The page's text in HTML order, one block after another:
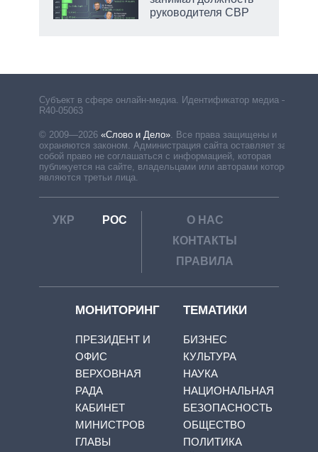
руководителя СВР
Субъект в сфере онлайн-медиа. Идентификатор медиа –
R40-05063
© 2009—2026 «Слово и Дело». Все права защищены и
охраняются законом. Администрация сайта оставляет за
собой право не соглашаться с информацией, которая
публикуется на сайте, владельцами или авторами которой
являются третьи лица.
УКР РОС
О НАС
КОНТАКТЫ
ПРАВИЛА
МОНИТОРИНГ
ПРЕЗИДЕНТ И
ОФИС
ВЕРХОВНАЯ
РАДА
КАБИНЕТ
МИНИСТРОВ
ГЛАВЫ
ТЕМАТИКИ
БИЗНЕС
КУЛЬТУРА
НАУКА
НАЦИОНАЛЬНАЯ
БЕЗОПАСНОСТЬ
ОБЩЕСТВО
ПОЛИТИКА